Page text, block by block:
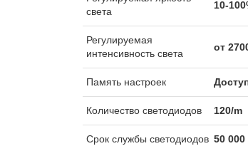
света
10-
Регулируемая
интенсивность света
от
Память настроек
Количество светодиодов 120/m
Срок службы светодиодов 50